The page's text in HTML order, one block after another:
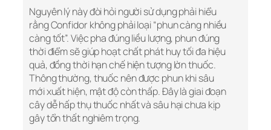
Nguyên lý này đòi hỏi người sử dụng phải hiểu
rằng Confidor không phải loại “phun càng nhiều
càng tốt”. Việc pha đúng liều lượng, phun đúng
thời điểm sẽ giúp hoạt chất phát huy tối đa hiệu
quả, đồng thời hạn chế hiện tượng lờn thuốc.
Thông thường, thuốc nên được phun khi sâu
mới xuất hiện, mật độ còn thấp. Đây là giai đoạn
cây dễ hấp thụ thuốc nhất và sâu hại chưa kịp
gây tổn thất nghiêm trọng.